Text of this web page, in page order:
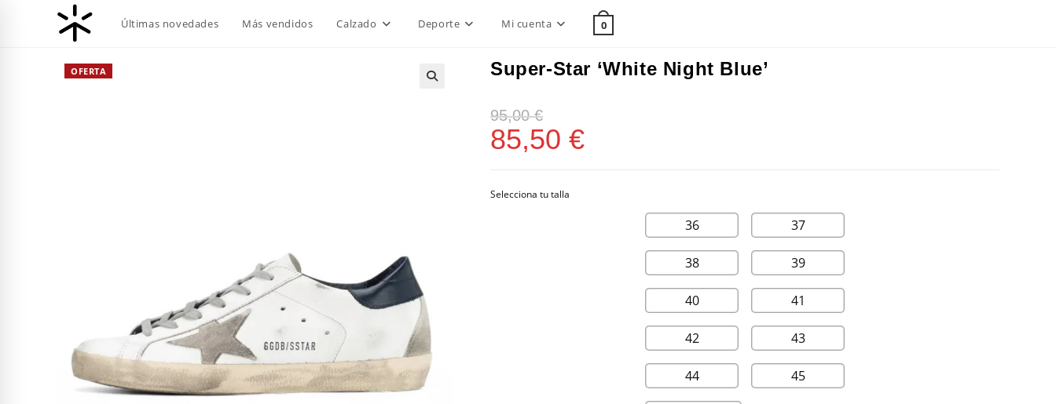
Últimas novedades Más vendidos Calzado Deporte Mi cuenta 0
OFERTA Super-Star ‘White Night Blue’
95,00€
85,50 €
36 37
38 39
40 41
42 43
44 45